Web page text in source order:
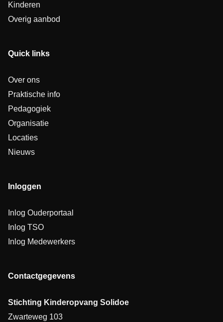
Kinderen
Overig aanbod
Quick links
Over ons
Praktische info
Pedagogiek
Organisatie
Locaties
Nieuws
Inloggen
Inlog Ouderportaal
Inlog TSO
Inlog Medewerkers
Contactgegevens
Stichting Kinderopvang Solidoe
Zwarteweg 103